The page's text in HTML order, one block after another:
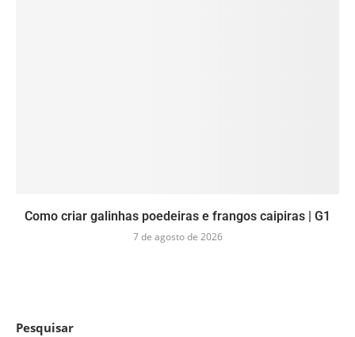
Como criar galinhas poedeiras e frangos caipiras | G1
7 de agosto de 2026
Pesquisar